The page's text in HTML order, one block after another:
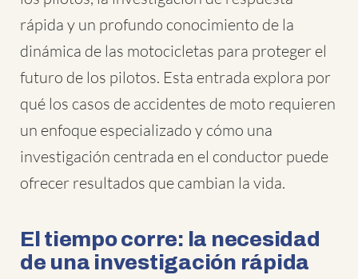
rápida y un profundo conocimiento de la
dinámica de las motocicletas para proteger el
futuro de los pilotos. Esta entrada explora por
qué los casos de accidentes de moto requieren
un enfoque especializado y cómo una
investigación centrada en el conductor puede
ofrecer resultados que cambian la vida.
El tiempo corre: la necesidad
de una investigación rápida